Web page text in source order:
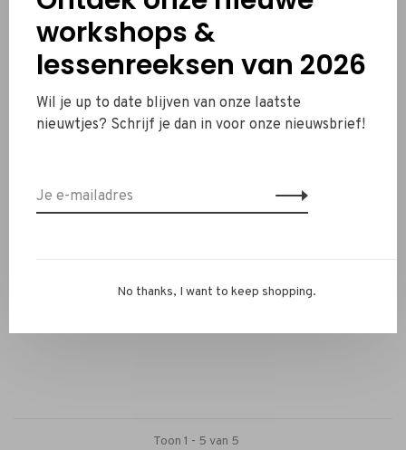
kaarsje - strak
€4,50
kurken deksel
kaarsje - afgerond deksel
Toon 1 - 5 van 5
workshops &
lessenreeksen van 2026
Wil je up to date blijven van onze laatste
nieuwtjes? Schrijf je dan in voor onze nieuwsbrief!
No thanks, I want to keep shopping.